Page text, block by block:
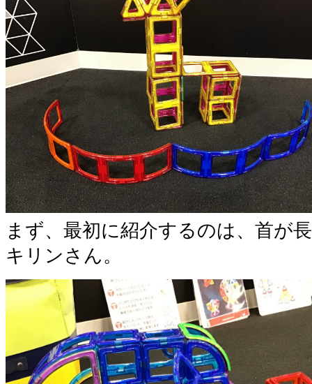
まず、最初に紹介するのは、首が
キリンさん。